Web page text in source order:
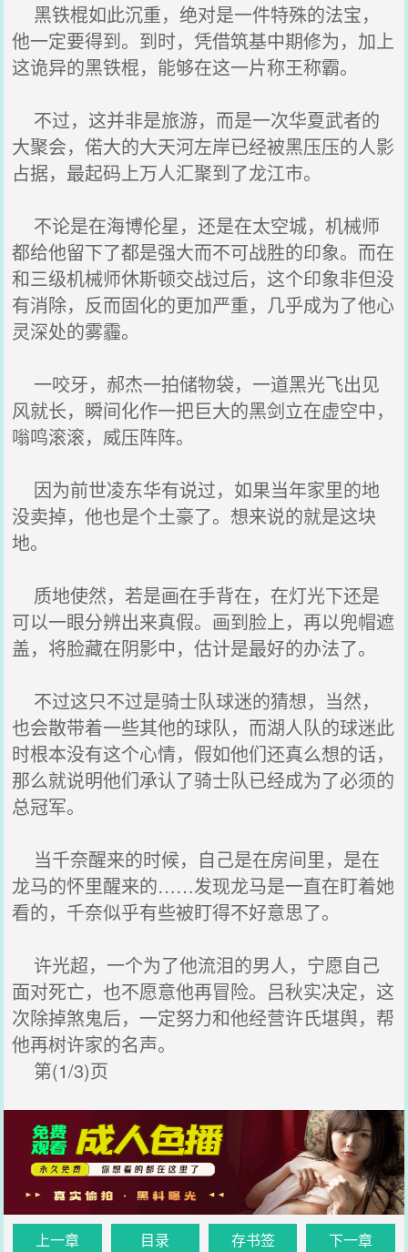
黑铁棍如此沉重，绝对是一件特殊的法宝，
他一定要得到。到时，凭借筑基中期修为，加上
这诡异的黑铁棍，能够在这一片称王称霸。
不过，这并非是旅游，而是一次华夏武者的
大聚会，偌大的大天河左岸已经被黑压压的人影
占据，最起码上万人汇聚到了龙江市。
不论是在海博伦星，还是在太空城，机械师
都给他留下了都是强大而不可战胜的印象。而在
和三级机械师休斯顿交战过后，这个印象非但没
有消除，反而固化的更加严重，几乎成为了他心
灵深处的雾霾。
一咬牙，郝杰一拍储物袋，一道黑光飞出见
风就长，瞬间化作一把巨大的黑剑立在虚空中，
嗡鸣滚滚，威压阵阵。
因为前世凌东华有说过，如果当年家里的地
没卖掉，他也是个土豪了。想来说的就是这块
地。
质地使然，若是画在手背在，在灯光下还是
可以一眼分辨出来真假。画到脸上，再以兜帽遮
盖，将脸藏在阴影中，估计是最好的办法了。
不过这只不过是骑士队球迷的猜想，当然，
也会散带着一些其他的球队，而湖人队的球迷此
时根本没有这个心情，假如他们还真么想的话，
那么就说明他们承认了骑士队已经成为了必须的
总冠军。
当千奈醒来的时候，自己是在房间里，是在
龙马的怀里醒来的……发现龙马是一直在盯着她
看的，千奈似乎有些被盯得不好意思了。
许光超，一个为了他流泪的男人，宁愿自己
面对死亡，也不愿意他再冒险。吕秋实决定，这
次除掉煞鬼后，一定努力和他经营许氏堪舆，帮
他再树许家的名声。
第(1/3)页
上一章 目录 存书签 下一章